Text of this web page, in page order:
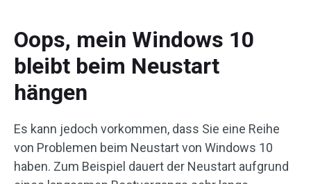
Oops, mein Windows 10
bleibt beim Neustart
hängen
Es kann jedoch vorkommen, dass Sie eine Reihe
von Problemen beim Neustart von Windows 10
haben. Zum Beispiel dauert der Neustart aufgrund